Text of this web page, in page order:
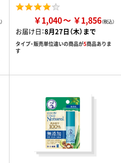
￥1,040 ￥1,856
お届け日：8月27日（木）まで
タイプ・販売単位違いの商品が5商品ありま
す